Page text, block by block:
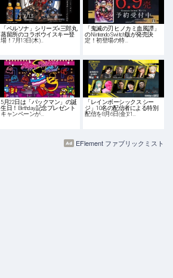
「ペルソナ」シリーズ×三郎丸
蒸留所のコラボウイスキー登
場！7月13日(木)…
「鬼滅の刃 ヒノカミ血風譚」
のNintendo Switch版が発売決
定！初登場の特…
5月22日は「パックマン」の誕
生日！Birthday記念プレゼント
キャンペーンが…
「レインボーシックス シー
ジ」10名の配信者による特別
配信を8月6日(金)21…
EFlement ファブリックミスト